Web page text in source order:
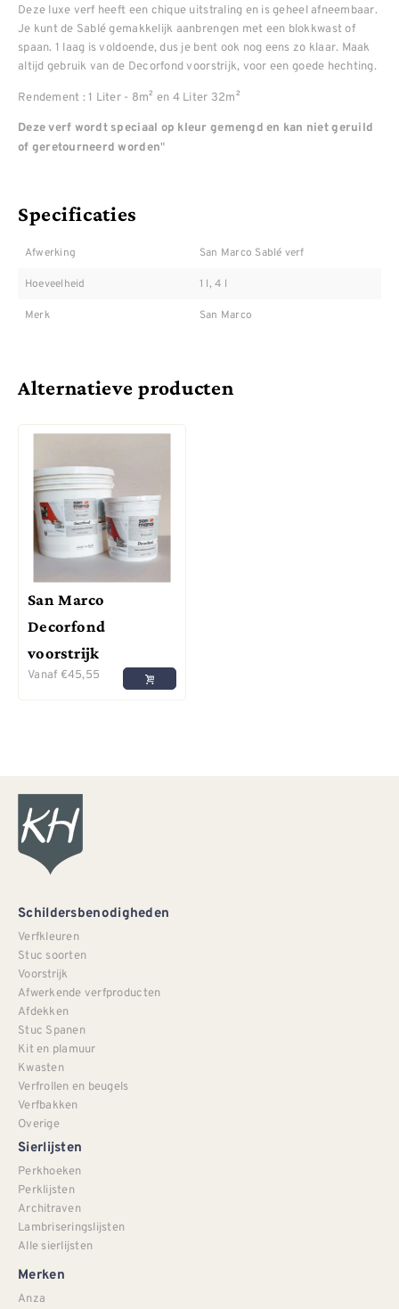
Deze luxe verf heeft een chique uitstraling en is geheel afneembaar.
Je kunt de Sablé gemakkelijk aanbrengen met een blokkwast of
spaan. 1 laag is voldoende, dus je bent ook nog eens zo klaar. Maak
altijd gebruik van de Decorfond voorstrijk, voor een goede hechting.
Rendement : 1 Liter - 8m² en 4 Liter 32m²
Deze verf wordt speciaal op kleur gemengd en kan niet geruild
of geretourneerd worden"
Specificaties
Afwerking San Marco Sablé verf
Hoeveelheid 1 l, 4 l
Merk San Marco
Alternatieve producten
San Marco
Decorfond
voorstrijk
Vanaf €45,55
Schildersbenodigheden
Verfkleuren
Stuc soorten
Voorstrijk
Afwerkende verfproducten
Afdekken
Stuc Spanen
Kit en plamuur
Kwasten
Verfrollen en beugels
Verfbakken
Overige
Sierlijsten
Perkhoeken
Perklijsten
Architraven
Lambriseringslijsten
Alle sierlijsten
Merken
Anza